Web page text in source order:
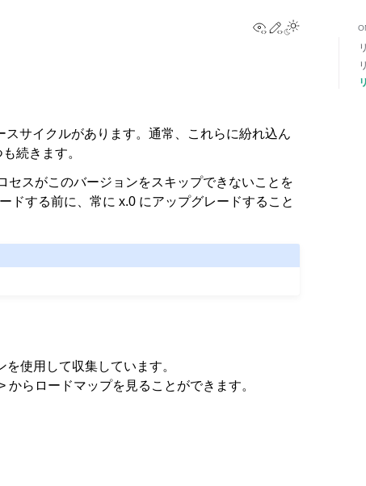
View this page
Edit this page
Toggle Light /
サイクルがあります。通常、これらに紛れ込ん
続きます。
セスがこのバージョンをスキップできないことを
ドする前に、常に x.0 にアップグレードすること
使用して収集しています。
からロードマップを見ることができます。